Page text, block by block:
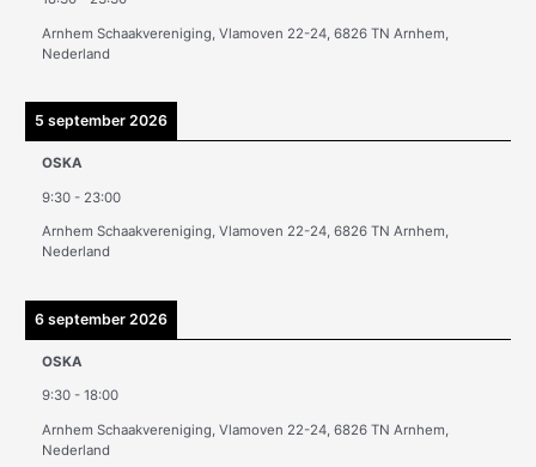
Arnhem Schaakvereniging, Vlamoven 22-24, 6826 TN Arnhem,
Nederland
5 september 2026
OSKA
9:30 - 23:00
Arnhem Schaakvereniging, Vlamoven 22-24, 6826 TN Arnhem,
Nederland
6 september 2026
OSKA
9:30 -18:00
Arnhem Schaakvereniging, Vlamoven 22-24, 6826 TN Arnhem,
Nederland